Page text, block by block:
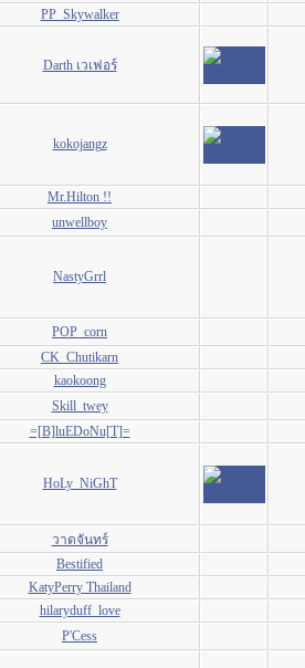
PP_Skywalker
Darth เวเฟอร์
kokojangz
Mr.Hilton !!
unwellboy
NastyGrrl
POP_corn
CK_Chutikarn
kaokoong
Skill_twey
=[B]luEDoNu[T]=
HoLy_NiGhT
วาดจันทร์
Bestified
KatyPerry Thailand
hilaryduff_love
P'Cess